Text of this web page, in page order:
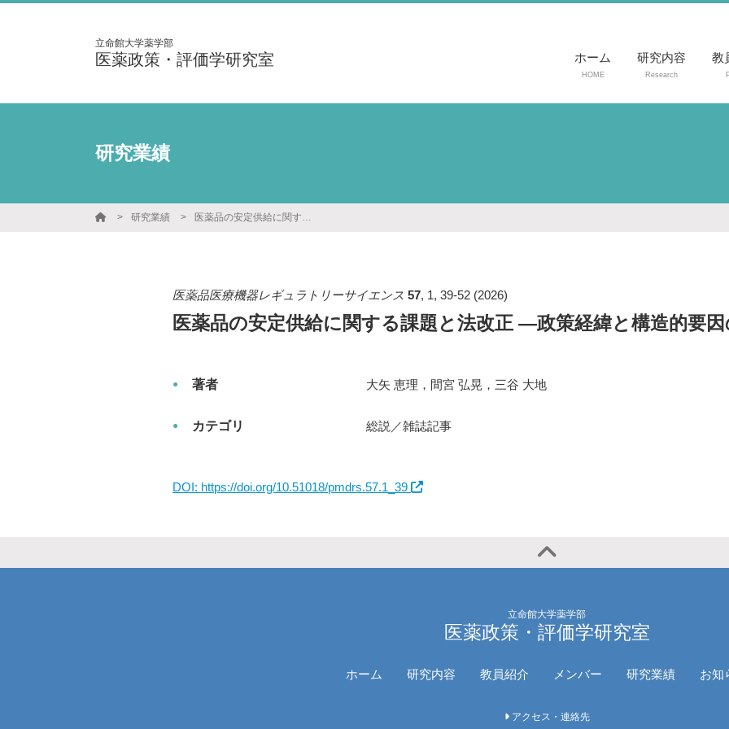
立命館大学薬学部
医薬政策・評価学研究室 ホーム
HOME
研究内容
Research
教
研究業績
研究業績 医薬品の安定供給に関する課題と法改正 ―政策経緯と構造的要因の解明―
医薬品医療機器レギュラトリーサイエンス 57, 1, 39-52 (2026)
医薬品の安定供給に関する課題と法改正 ―政策経緯と構造的要
著者 大矢 恵理，間宮 弘晃，三谷 大地
カテゴリ 総説／雑誌記事
DOI: https://doi.org/10.51018/pmdrs.57.1_39
立命館大学薬学部
医薬政策・評価学研究室
ホーム 研究内容 教員紹介 メンバー 研究業績 お知
アクセス・連絡先